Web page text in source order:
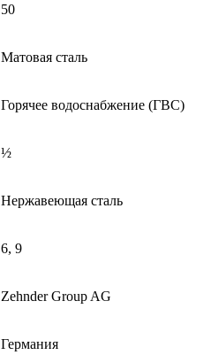
50
Матовая сталь
Горячее водоснабжение (ГВС)
½
Нержавеющая сталь
6, 9
Zehnder Group AG
Германия